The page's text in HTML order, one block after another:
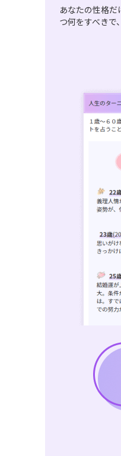
あなたの性格
つ何をすべきで